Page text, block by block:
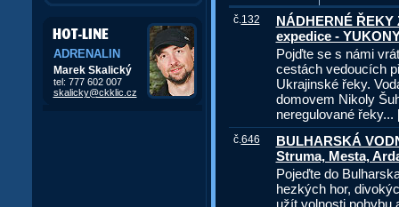
ADRENALIN
Marek Skalický
tel: 777 602 007
skalicky@ckklic.cz
č. 132
NÁDHERNÉ
expedice -
Pojďte se s námi
cestách vedoucích
Ukrajinské řeky.
domovem Nikoly
neregulované řeky...
č. 646
BULHARSKÁ
Struma, Mesta,
Pojeďte do
hezkých hor,
užít volnosti pohybu